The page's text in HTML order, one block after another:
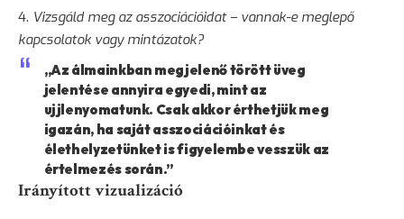
Vizsgáld meg az asszociációidat – vannak-e meglepő
kapcsolatok vagy mintázatok?
„Az álmainkban megjelenő törött üveg
jelentése annyira egyedi, mint az
ujjlenyomatunk. Csak akkor érthetjük meg
igazán, ha saját asszociációinkat és
élethelyzetünket is figyelembe vesszük az
értelmezés során.”
Irányított vizualizáció